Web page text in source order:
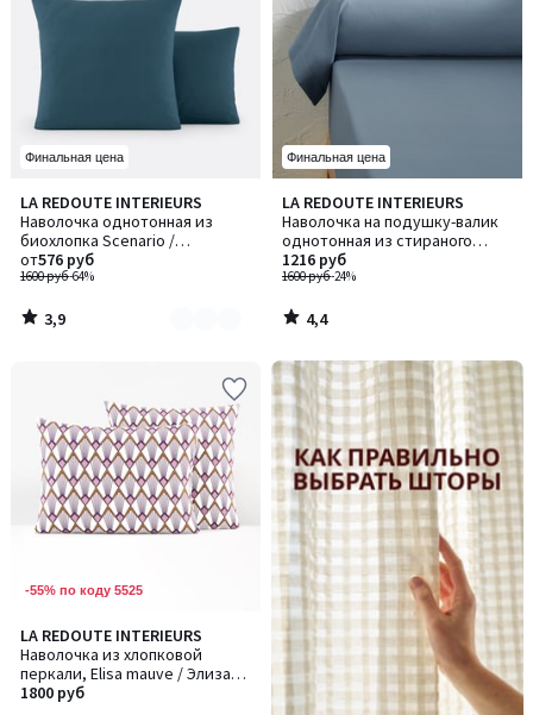
Финальная цена
LA REDOUTE INTERIEURS
Наволочка однотонная из
биохлопка Scenario /
Сценарио
1600 руб-64%
от576 руб
3,9
/ 5
Количество
цветов:
2
3,9
/
Финальная цена
LA REDOUTE INTERIEURS
Наволочка на подушку-валик
однотонная из стираного
хлопка, Scenario / Сценарио
1600 руб-24%
1216 руб
4,4
/ 5
4,4
/
-55% по коду 5525
LA REDOUTE INTERIEURS
Наволочка из хлопковой
перкали, Elisa mauve / Элиза
мов
1800 руб
4,7
/ 5
-